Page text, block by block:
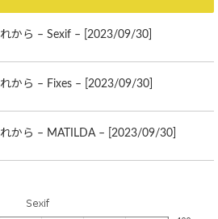
から – Sexif – [2023/09/30]
から – Fixes – [2023/09/30]
から – MATILDA – [2023/09/30]